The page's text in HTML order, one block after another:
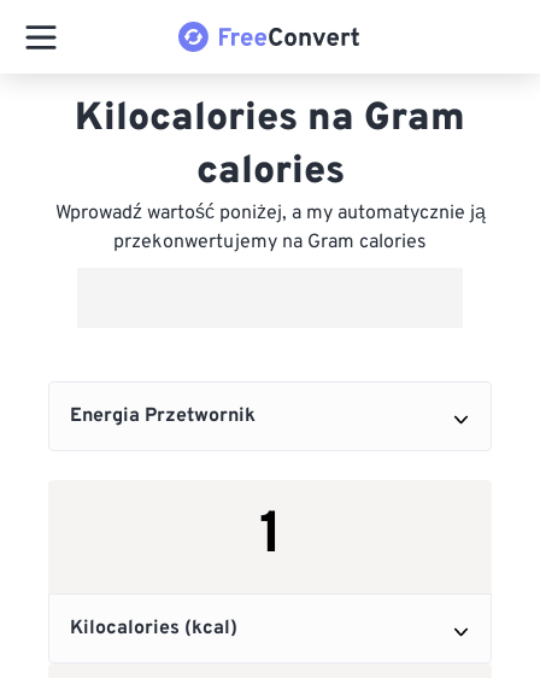
Kilocalories na Gram
calories
Wprowadź wartość poniżej, a my automatycznie ją
przekonwertujemy na Gram calories